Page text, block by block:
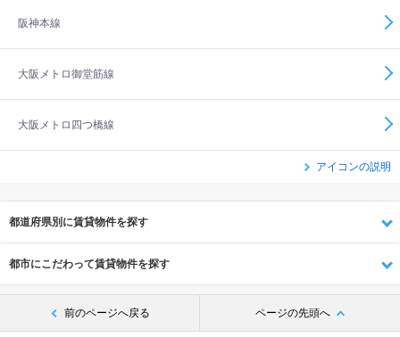
阪神本線
大阪メトロ御堂筋線
大阪メトロ四つ橋線
アイコンの説明
都道府県別に賃貸物件を探す
都市にこだわって賃貸物件を探す
前のページへ戻る ページの先頭へ